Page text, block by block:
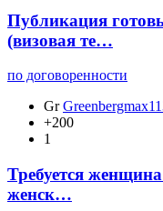
Публикация
(визовая те…
по договоренности
Gr
+200
1
Требуется
женск…